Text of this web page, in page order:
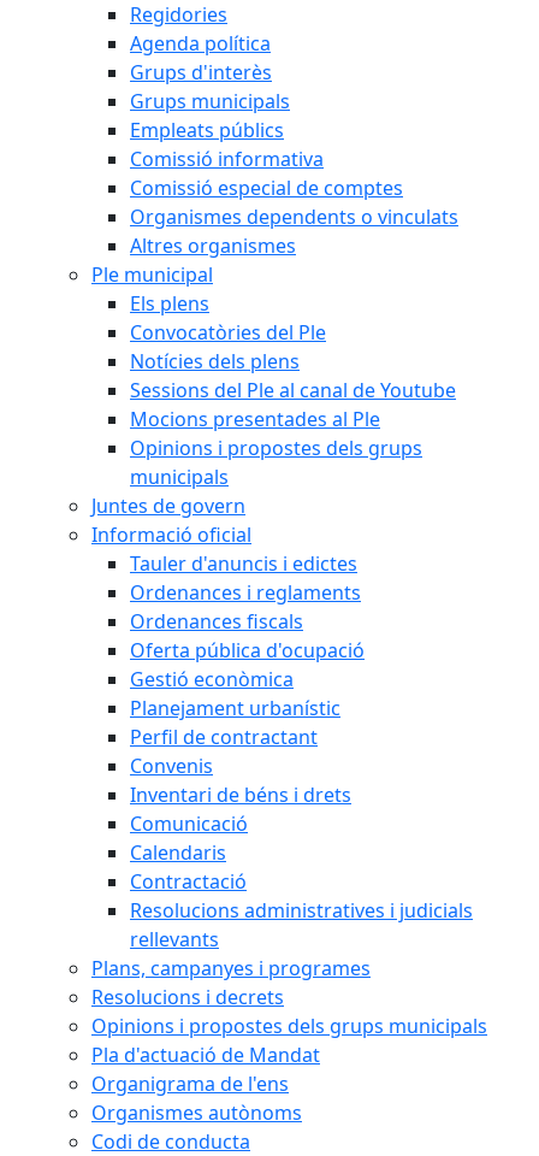
Regidories
Agenda política
Grups d'interès
Grups municipals
Empleats públics
Comissió informativa
Comissió especial de comptes
Organismes dependents o vinculats
Altres organismes
Ple municipal
Els plens
Convocatòries del Ple
Notícies dels plens
Sessions del Ple al canal de Youtube
Mocions presentades al Ple
Opinions i propostes dels grups
municipals
Juntes de govern
Informació oficial
Tauler d'anuncis i edictes
Ordenances i reglaments
Ordenances fiscals
Oferta pública d'ocupació
Gestió econòmica
Planejament urbanístic
Perfil de contractant
Convenis
Inventari de béns i drets
Comunicació
Calendaris
Contractació
Resolucions administratives i judicials
rellevants
Plans, campanyes i programes
Resolucions i decrets
Opinions i propostes dels grups municipals
Pla d'actuació de Mandat
Organigrama de l'ens
Organismes autònoms
Codi de conducta